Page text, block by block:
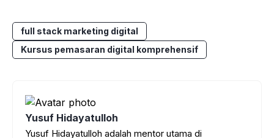
full stack marketing digital
Kursus pemasaran digital komprehensif
Yusuf Hidayatulloh
Yusuf Hidayatulloh adalah mentor utama di